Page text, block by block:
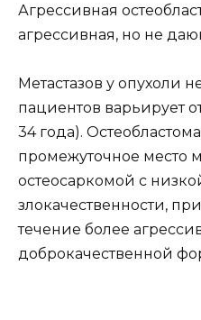
Агрессивная
агрессивная, но не
Метастазов у опухоли
пациентов варьирует
34 года).
промежуточное место
остеосаркомой с
злокачественности,
течение более
доброкачественной